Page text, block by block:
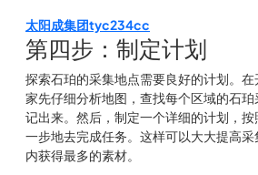
太阳成集团tyc234cc
第四步：制定计划
探索石珀的采集地点需要良好的计划。
家先仔细分析地图，查找每个区域的石
记出来。然后，制定一个详细的计划，
一步地去完成任务。这样可以大大提高
内获得最多的素材。